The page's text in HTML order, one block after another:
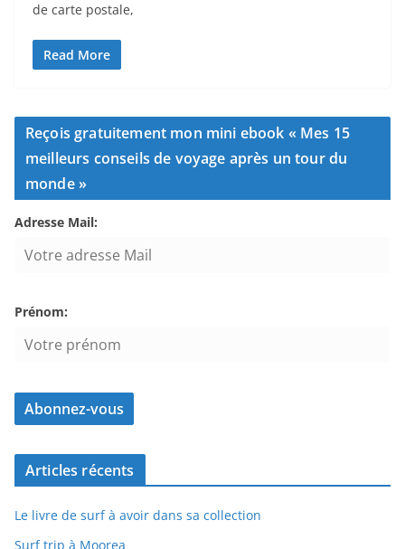
de carte postale,
Read More
Reçois gratuitement mon mini ebook « Mes 15
meilleurs conseils de voyage après un tour du
monde »
Adresse Mail:
Prénom:
Articles récents
Le livre de surf à avoir dans sa collection
Surf trip à Moorea